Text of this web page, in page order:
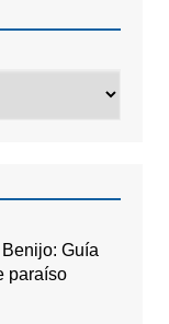
Guía
paraíso